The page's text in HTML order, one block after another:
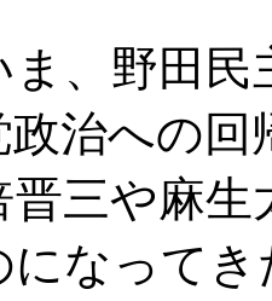
、野田民
政治への
晋三や麻
になって